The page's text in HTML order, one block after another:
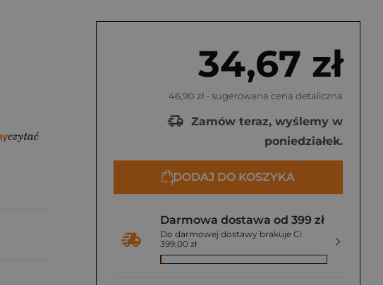
34,67 zł
46,90 zł - sugerowana cena detaliczna
Zamów teraz, wyślemy w
poniedziałek.
DODAJ DO KOSZYKA
Darmowa dostawa od 399 zł
Do darmowej dostawy brakuje Ci
399,00 zł